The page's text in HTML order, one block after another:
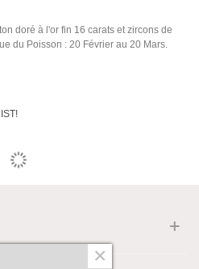
doré à l'or fin 16 carats et zircons de
du Poisson : 20 Février au 20 Mars.
×